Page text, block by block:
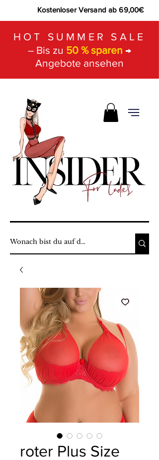
Kostenloser Versand ab 69,00€
HOT SUMMER SALE
– Bis zu 50 % sparen →
Angebote ansehen
roter Plus Size